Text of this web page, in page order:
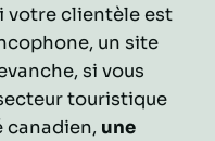
votre clientèle est
un site
si vous
touristique
canadien, une